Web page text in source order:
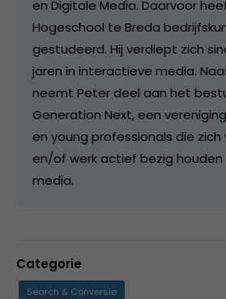
en Digitale Media. Daarvoor
Hogeschool te Breda
gestudeerd. Hij verdiept zich
jaren in interactieve media.
neemt Peter deel aan het
Generation Next, een
en young professionals die
en/of werk actief bezig
media.
Categorie
Search & Conversie